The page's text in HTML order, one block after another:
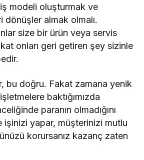
modeli oluşturmak ve
dönüşler almak olmalı.
size bir ürün veya servis
onları geri getiren şey sizinle
bu doğru. Fakat zamana yenik
baktığımızda
paranın olmadığını
işinizi yapar, müşterinizi mutlu
korursanız kazanç zaten